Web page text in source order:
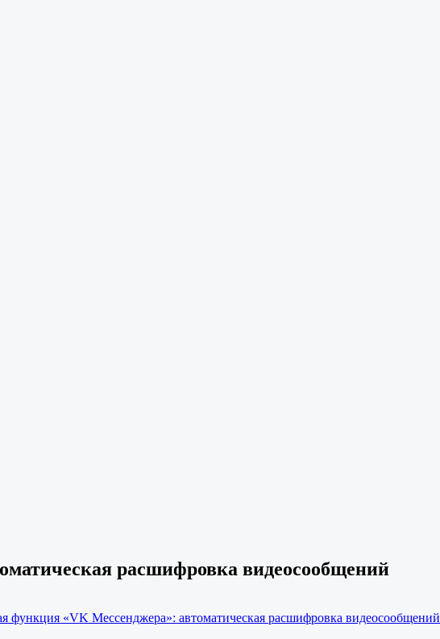
расшифровка видеосообщений
функция «VK Мессенджера»: автоматическая расшифровка видеосообщений